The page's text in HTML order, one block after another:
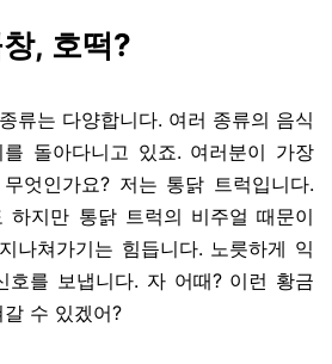
, 호떡?
류는 다양합니다. 여러 종류의 음식
돌아다니고 있죠. 여러분이 가장
엇인가요? 저는 통닭 트럭입니다.
하지만 통닭 트럭의 비주얼 때문이
나쳐가기는 힘듭니다. 노릇하게 익
호를 보냅니다. 자 어때? 이런 황금
수 있겠어?